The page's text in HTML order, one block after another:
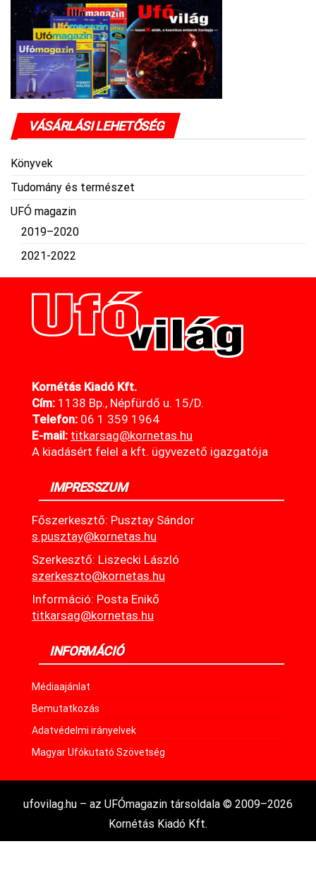
VÁSÁRLÁSI LEHETŐSÉG
Könyvek
Tudomány és természet
UFÓ magazin
2019–2020
2021-2022
Kornétás Kiadó Kft.
Cím: 1138 Bp., Népfürdő u. 15/D.
Telefon: 06 1 359 1964
E-mail: titkarsag@kornetas.hu
A kiadásért felel a kft. ügyvezető igazgatója
IMPRESSZUM
Főszerkesztő: Pusztay Sándor
s.pusztay@kornetas.hu
Szerkesztő: Liszecki László
szerkeszto@kornetas.hu
Információ: Posta Enikő
titkarsag@kornetas.hu
INFORMÁCIÓ
Médiaajánlat
Bemutatkozás
Adatvédelmi irányelvek
Magyar Ufókutató Szövetség
ufovilag.hu – az UFÓmagazin társoldala © 2009–2026
Kornétás Kiadó Kft.